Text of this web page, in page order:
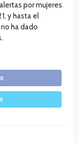
por mujeres
y hasta el
ha dado